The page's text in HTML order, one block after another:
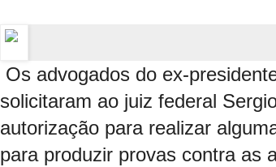
Os advogados do ex-
solicitaram ao juiz federal
autorização para realizar
para produzir provas contra as